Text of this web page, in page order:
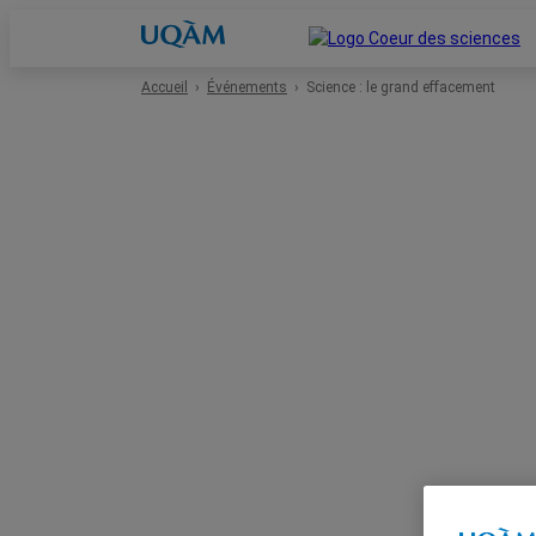
Accueil Événements Science : le grand effacement